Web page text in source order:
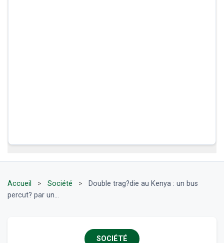
Accueil > Société >
Double trag?die au Kenya : un bus
percut? par un...
SOCIÉTÉ